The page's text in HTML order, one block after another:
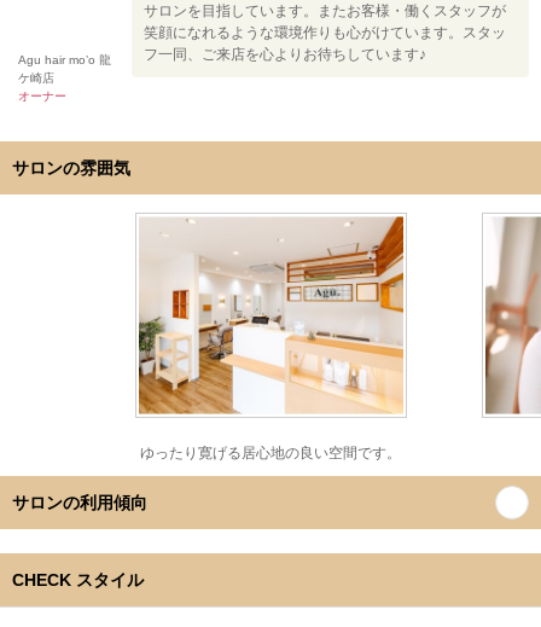
Agu hair mo’o 龍
ケ崎店
オーナー
サロンを目指しています。またお客様・働くスタッフが
笑顔になれるような環境作りも心がけています。スタッ
フ一同、ご来店を心よりお待ちしています♪
サロンの雰囲気
ゆったり寛げる居心地の良い空間です。
サロンの利用傾向
CHECK スタイル